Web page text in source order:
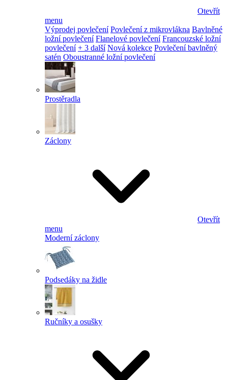
Otevřít
menu
Výprodej povlečení Povlečení z mikrovlákna Bavlněné
ložní povlečení Flanelové povlečení Francouzské ložní
povlečení + 3 další Nová kolekce Povlečení bavlněný
satén Oboustranné ložní povlečení
Prostěradla
Záclony
Otevřít
menu
Moderní záclony
Podsedáky na židle
Ručníky a osušky